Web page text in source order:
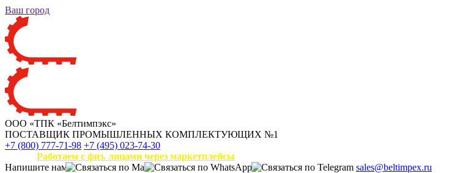
Ваш город
ООО «ТПК «Белтимпэкс»
ПОСТАВЩИК ПРОМЫШЛЕННЫХ КОМПЛЕКТУЮЩИХ №1
+7 (800) 777-71-98 +7 (495) 023-74-30
Работаем с физ. лицами через маркетплейсы
Напишите нам
sales@beltimpex.ru